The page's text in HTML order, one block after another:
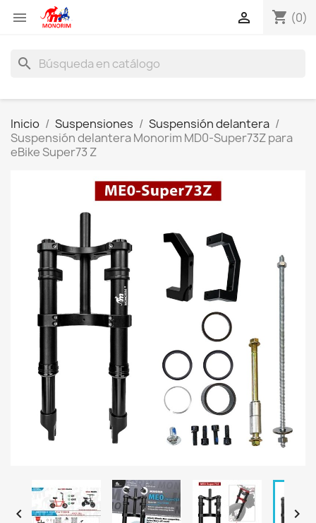
 shopping_cart (0)

search
Inicio Suspensiones
Suspensión delantera
Suspensión delantera Monorim MD0-Super73Z para
eBike Super73 Z
 